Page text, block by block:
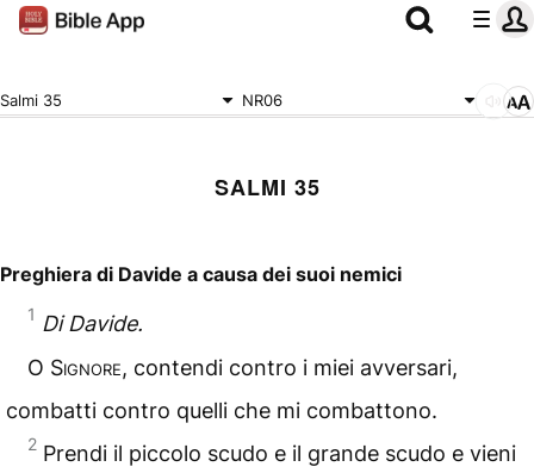
Salmi 35 NR06
SALMI 35
Preghiera di Davide a causa dei suoi nemici
1 Di Davide.
O Signore, contendi contro i miei avversari,
combatti contro quelli che mi combattono.
2 Prendi il piccolo scudo e il grande scudo e vieni